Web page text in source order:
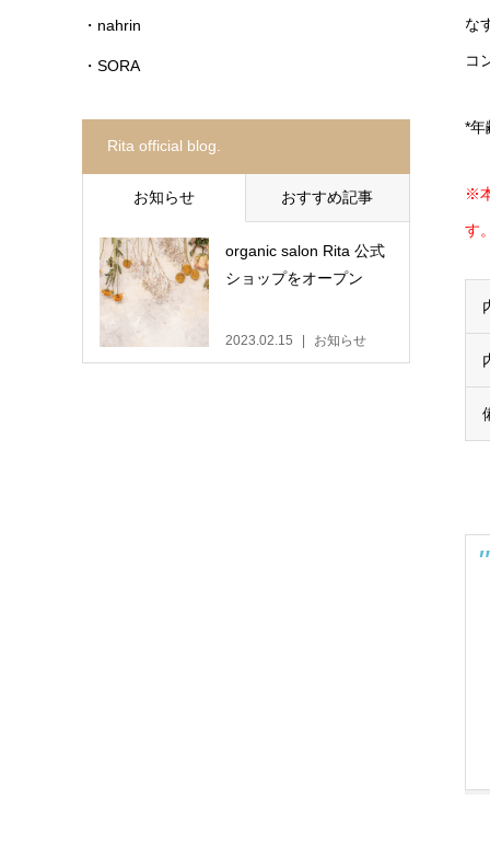
な
コ
*年
※
す
・nahrin
・SORA
Rita official blog.
お知らせ おすすめ記事
organic salon Rita 公式
ショップをオープン
2023.02.15 お知らせ